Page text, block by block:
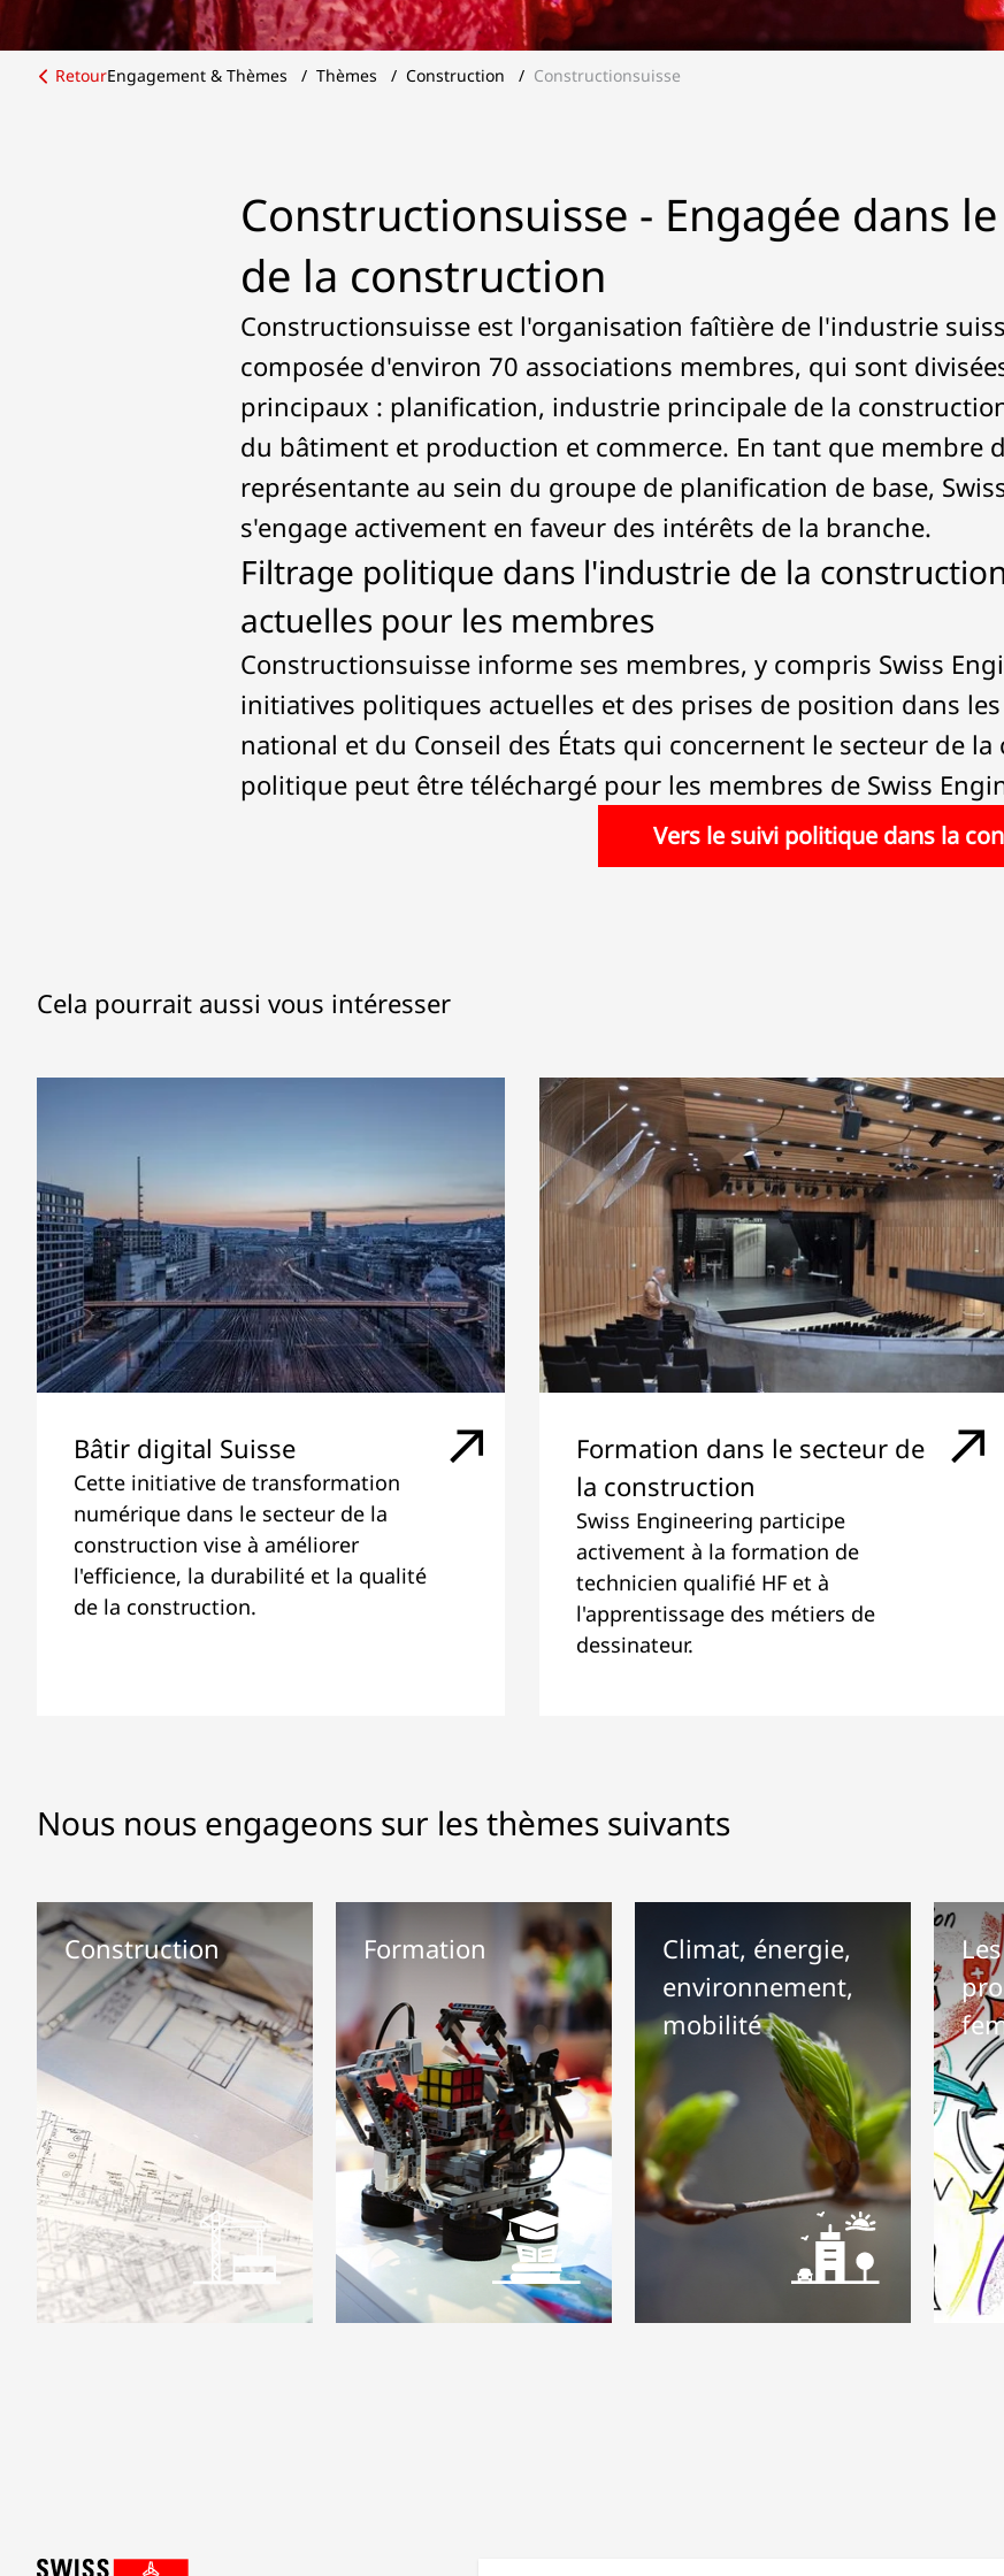
RetourEngagement & Thèmes / Thèmes / Construction / Constructionsuisse
Constructionsuisse - Engagée dans
de la construction
Constructionsuisse est l'organisation faîtière de l'industrie
composée d'environ 70 associations membres, qui sont
principaux : planification, industrie principale de la
du bâtiment et production et commerce. En tant que membre
représentante au sein du groupe de planification de base,
s'engage activement en faveur des intérêts de la branche.
Filtrage politique dans l'industrie de la
actuelles pour les membres
Constructionsuisse informe ses membres, y compris Swiss
initiatives politiques actuelles et des prises de position dans
national et du Conseil des États qui concernent le secteur de
politique peut être téléchargé pour les membres de Swiss
Vers le suivi politique dans la
Cela pourrait aussi vous intéresser
Bâtir digital Suisse
Cette initiative de transformation
numérique dans le secteur de la
construction vise à améliorer
l'efficience, la durabilité et la qualité
de la construction.
Formation dans le secteur de
la construction
Swiss Engineering participe
activement à la formation de
technicien qualifié HF et à
l'apprentissage des métiers de
dessinateur.
Nous nous engageons sur les thèmes suivants
Construction Formation
Climat, énergie,
environnement,
mobilité